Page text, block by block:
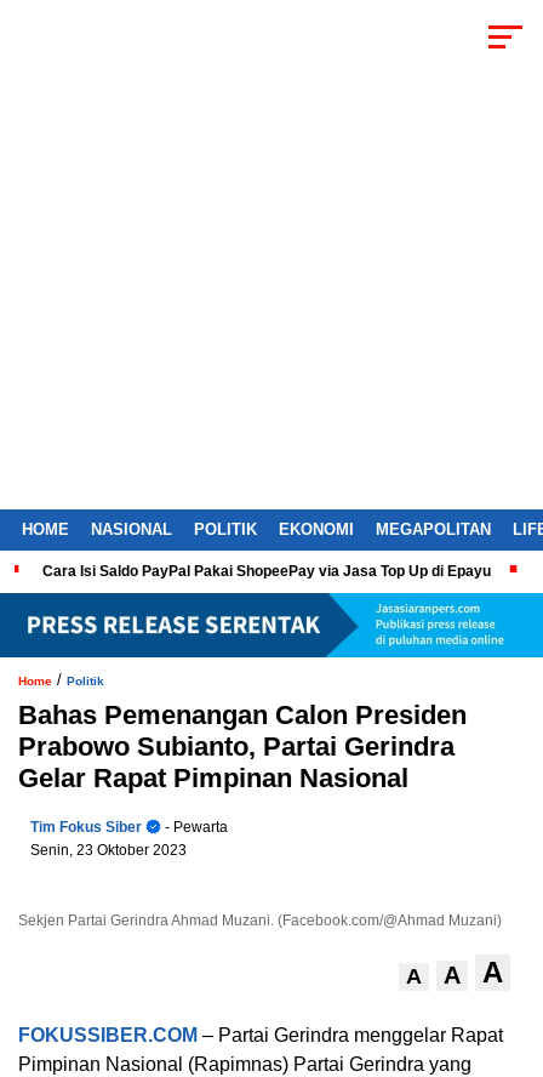
HOME NASIONAL POLITIK EKONOMI MEGAPOLITAN
Cara Isi Saldo PayPal Pakai ShopeePay via Jasa Top Up di Epayu
Home / Politik
Bahas Pemenangan Calon Presiden
Prabowo Subianto, Partai Gerindra
Gelar Rapat Pimpinan Nasional
Tim Fokus Siber
- Pewarta
Senin, 23 Oktober 2023
Sekjen Partai Gerindra Ahmad Muzani. (Facebook.com/@Ahmad Muzani)
A A A
FOKUSSIBER.COM – Partai Gerindra menggelar Rapat
Pimpinan Nasional (Rapimnas) Partai Gerindra yang